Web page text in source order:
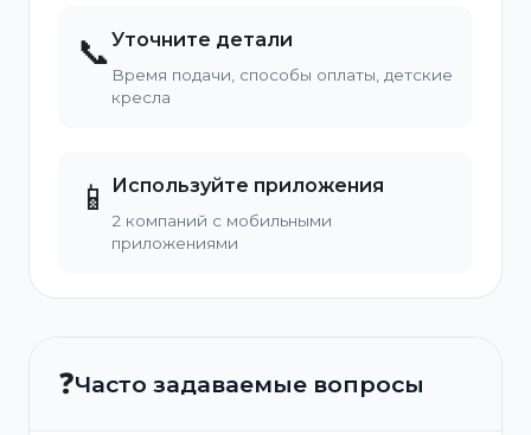
📞Уточните детали
Время подачи, способы оплаты, детские
кресла
📱 Используйте приложения
2 компаний с мобильными
приложениями
❓Часто задаваемые вопросы